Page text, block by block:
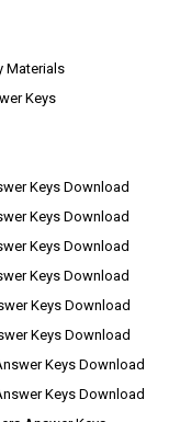
Materials
Keys
Keys Download
Keys Download
Keys Download
Keys Download
Keys Download
Keys Download
Keys Download
Keys Download